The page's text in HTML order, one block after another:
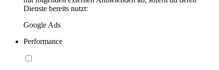
Dienste bereits nutzt:
Google Ads
Performance